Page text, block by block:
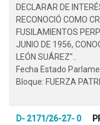
DECLARAR DE
RECONOCIÓ COMO
FUSILAMIENTOS
JUNIO DE 1956,
LEÓN SUÁREZ"..
Fecha Estado
Bloque: FUERZA
D- 2171/26-27- 0